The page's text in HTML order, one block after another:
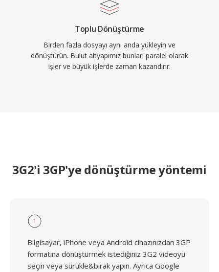
Toplu Dönüştürme
Birden fazla dosyayı aynı anda yükleyin ve
dönüştürün. Bulut altyapımız bunları paralel olarak
işler ve büyük işlerde zaman kazandırır.
3G2'i 3GP'ye dönüştürme yöntemi
1
Bilgisayar, iPhone veya Android cihazınızdan 3GP
formatına dönüştürmek istediğiniz 3G2 videoyu
seçin veya sürükle&bırak yapın. Ayrıca Google